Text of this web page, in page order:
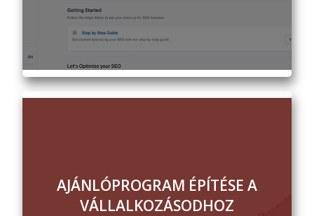
AJÁNLÓPROGRAM ÉPÍTÉSE A
VÁLLALKOZÁSODHOZ